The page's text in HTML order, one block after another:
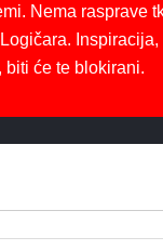
Nema rasprave
biti će te blokirani.